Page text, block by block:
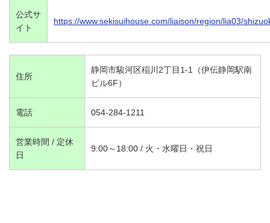
公式サ
イト
https://www.sekisuihouse.com/liaison/region/lia03/
住所
静岡市駿河区稲川2丁目1-1（伊伝静岡駅南
ビル6F）
電話 054-284-1211
営業時間 / 定休
日
9:00～18:00 / 火・水曜日・祝日